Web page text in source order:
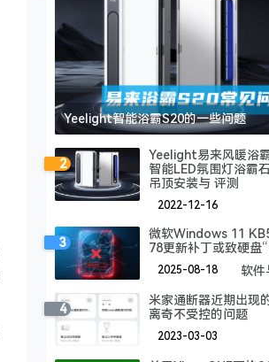
Yeelight智能浴霸S20的一些问题
2
Yeelight易来风暖浴
智能LED氛围灯浴霸
吊顶安装与 评测
2022-12-16
3
微软Windows 11
78更新补丁或致硬盘
2025-08-18 软件
4
米家通断器近期出现
离奇不受控的问题
2023-03-03